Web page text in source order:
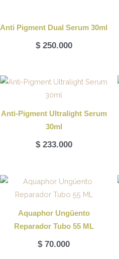
Anti Pigment Dual Serum 30ml
$250.000
Anti-Pigment Ultralight Serum
30ml
$233.000
Aquaphor Ungüento
Reparador Tubo 55 ML
$70.000